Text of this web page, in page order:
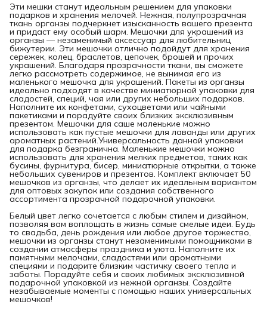
Эти мешки станут идеальным решением для упаковки
подарков и хранения мелочей. Нежная, полупрозрачная
ткань органзы подчеркнет изысканность вашего презента
и придаст ему особый шарм. Мешочки для украшений из
органзы — незаменимый аксессуар для любительниц
бижутерии. Эти мешочки отлично подойдут для хранения
сережек, колец, браслетов, цепочек, брошей и прочих
украшений. Благодаря прозрачности ткани, вы сможете
легко рассмотреть содержимое, не вынимая его из
маленького мешочка для украшений. Пакеты из органзы
идеально подходят в качестве миниатюрной упаковки для
сладостей, специй, чая или других небольших подарков.
Наполните их конфетами, сухоцветами или чайными
пакетиками и порадуйте своих близких эксклюзивным
презентом. Мешочки для саше маленькие можно
использовать как пустые мешочки для лаванды или других
ароматных растений.Универсальность данной упаковки
для подарка безгранична. Маленькие мешочки можно
использовать для хранения мелких предметов, таких как
бусины, фурнитура, бисер, миниатюрные открытки, а также
небольших сувениров и презентов. Комплект включает 50
мешочков из органзы, что делает их идеальным вариантом
для оптовых закупок или создания собственного
ассортимента прозрачной подарочной упаковки.
Белый цвет легко сочетается с любым стилем и дизайном,
позволяя вам воплощать в жизнь самые смелые идеи. Будь
то свадьба, день рождения или любое другое торжество,
мешочки из органзы станут незаменимыми помощниками в
создании атмосферы праздника и уюта. Наполните их
памятными мелочами, сладостями или ароматными
специями и подарите близким частичку своего тепла и
заботы. Порадуйте себя и своих любимых эксклюзивной
подарочной упаковкой из нежной органзы. Создайте
незабываемые моменты с помощью наших универсальных
мешочков!